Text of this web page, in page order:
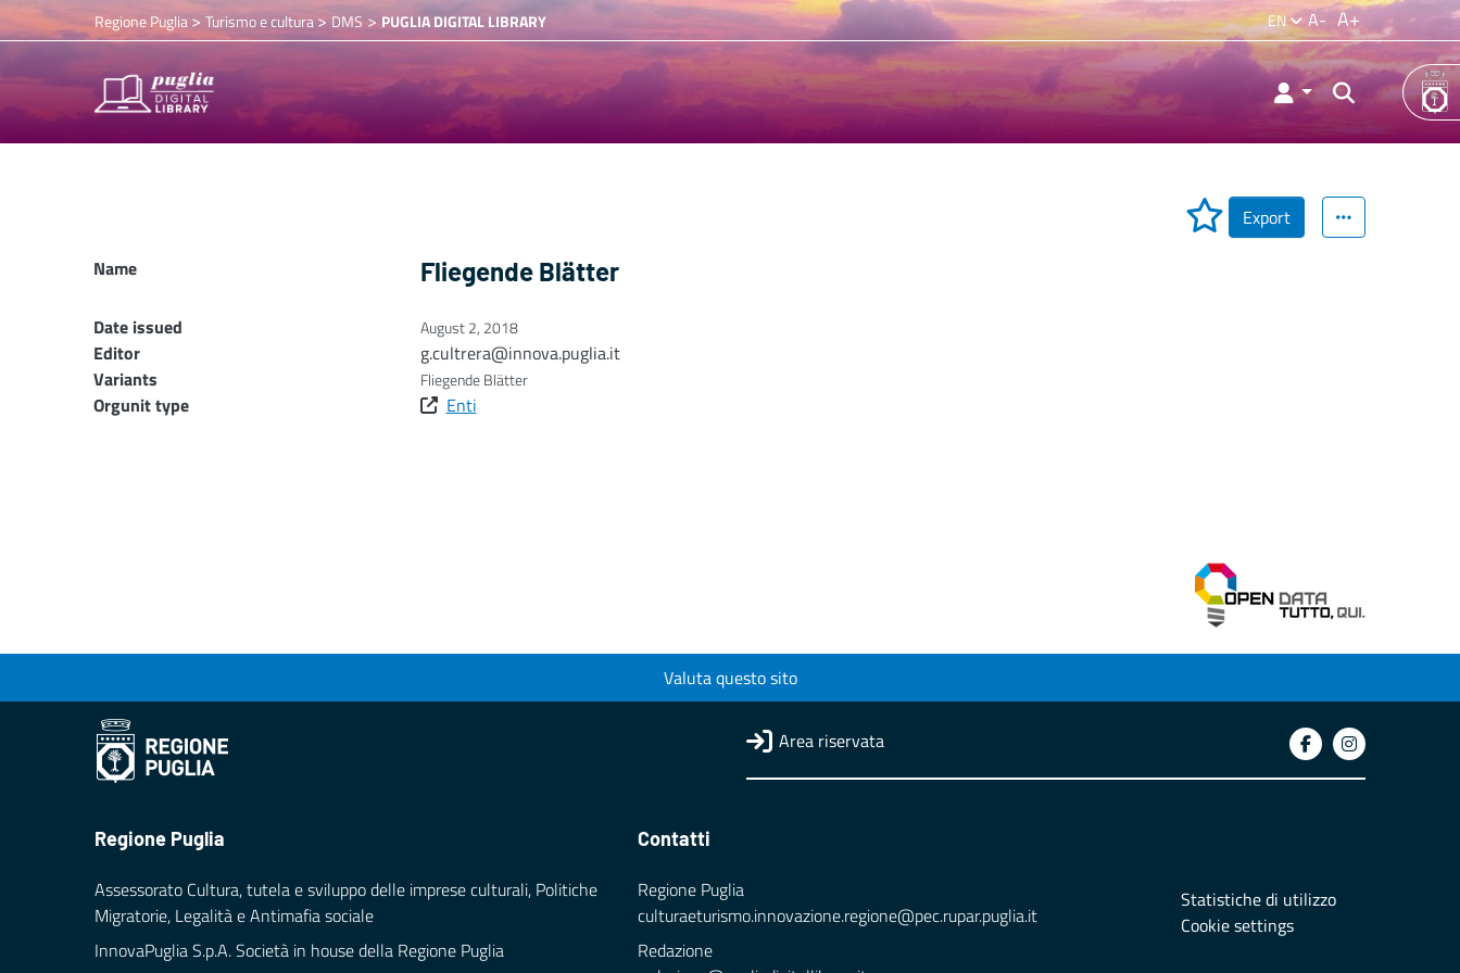
Regione Puglia> Turismo e cultura>DMS > PUGLIA DIGITAL LIBRARY EN A- A+
Export
Name
Fliegende Blätter
Date issued August 2, 2018
Editor
g.cultrera@innova.puglia.it
Variants
Fliegende Blätter
Orgunit type Enti
Valuta questo sito
Area riservata
Regione Puglia
Assessorato Cultura, tutela e sviluppo delle imprese culturali, Politiche
Migratorie, Legalità e Antimafia sociale
InnovaPuglia S.p.A. Società in house della Regione Puglia
Contatti
Regione Puglia
culturaeturismo.innovazione.regione@pec.rupar.puglia.it
Redazione
Statistiche di utilizzo
Cookie settings